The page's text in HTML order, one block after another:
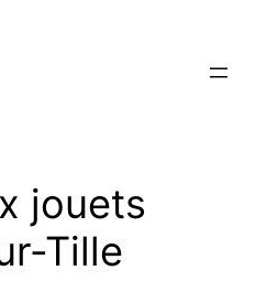
jouets
Tille